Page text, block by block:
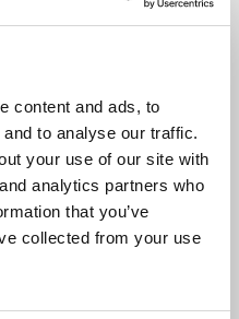
content and ads, to
to analyse our traffic.
your use of our site with
analytics partners who
that you’ve
collected from your use
de Benelux
en hotels